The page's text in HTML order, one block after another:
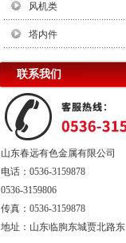
风机类
塔内件
联系我们
山东春远有色金属有限公司
电话：0536-3159878
0536-3159806
传真：0536-3159878
地址：山东临朐东城贾北路东